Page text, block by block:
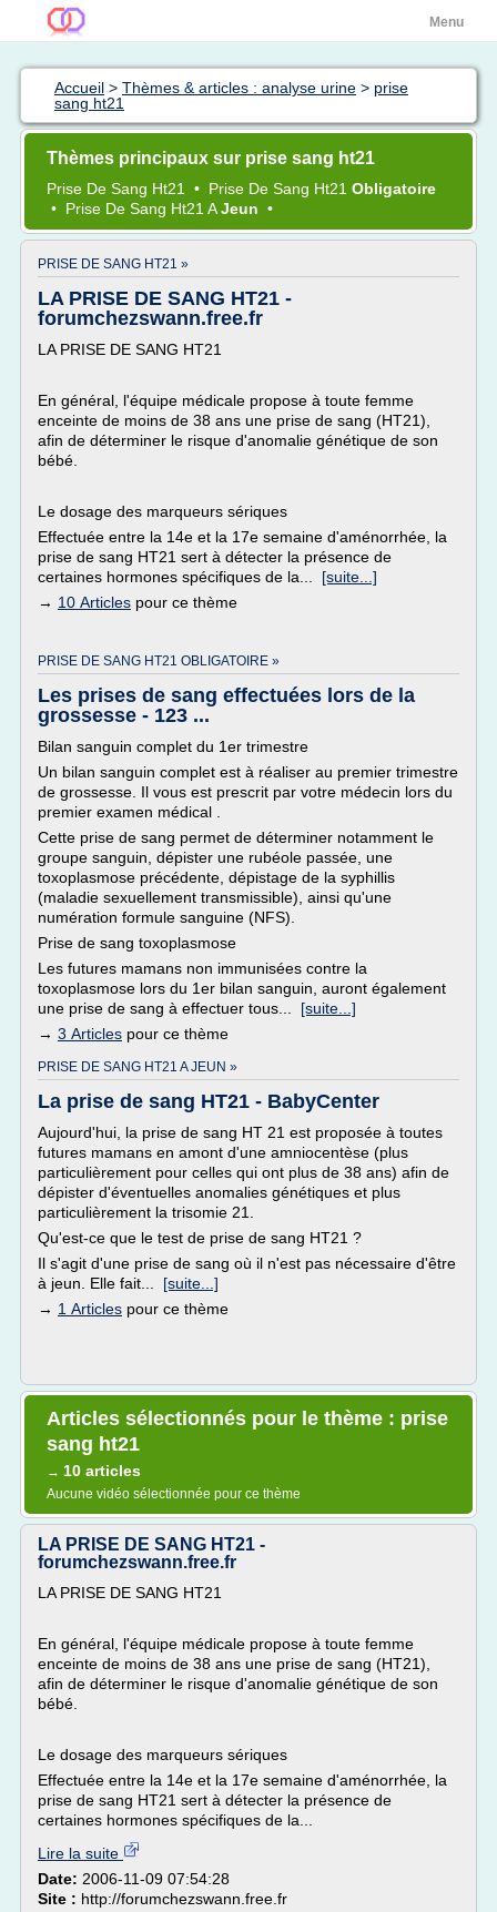
Menu
Accueil > Thèmes & articles : analyse urine > prise
sang ht21
Thèmes principaux sur prise sang ht21
Prise De Sang Ht21 • Prise De Sang Ht21 Obligatoire
• Prise De Sang Ht21 AJeun •
PRISE DE SANG HT21 »
LA PRISE DE SANG HT21 -
forumchezswann.free.fr
LA PRISE DE SANG HT21
En général, l'équipe médicale propose à toute femme
enceinte de moins de 38 ans une prise de sang (HT21),
afin de déterminer le risque d'anomalie génétique de son
bébé.
Le dosage des marqueurs sériques
Effectuée entre la 14e et la 17e semaine d'aménorrhée, la
prise de sang HT21 sert à détecter la présence de
certaines hormones spécifiques de la... [suite...]
→ 10 Articles pour ce thème
PRISE DE SANG HT21 OBLIGATOIRE »
Les prises de sang effectuées lors de la
grossesse - 123 ...
Bilan sanguin complet du 1er trimestre
Un bilan sanguin complet est à réaliser au premier trimestre
de grossesse. Il vous est prescrit par votre médecin lors du
premier examen médical .
Cette prise de sang permet de déterminer notamment le
groupe sanguin, dépister une rubéole passée, une
toxoplasmose précédente, dépistage de la syphillis
(maladie sexuellement transmissible), ainsi qu'une
numération formule sanguine (NFS).
Prise de sang toxoplasmose
Les futures mamans non immunisées contre la
toxoplasmose lors du 1er bilan sanguin, auront également
une prise de sang à effectuer tous... [suite...]
→ 3 Articles pour ce thème
PRISE DE SANG HT21 A JEUN »
La prise de sang HT21 - BabyCenter
Aujourd'hui, la prise de sang HT 21 est proposée à toutes
futures mamans en amont d'une amniocentèse (plus
particulièrement pour celles qui ont plus de 38 ans) afin de
dépister d'éventuelles anomalies génétiques et plus
particulièrement la trisomie 21.
Qu'est-ce que le test de prise de sang HT21 ?
Il s'agit d'une prise de sang où il n'est pas nécessaire d'être
à jeun. Elle fait... [suite...]
→ 1 Articles pour ce thème
Articles sélectionnés pour le thème : prise
sang ht21
→ 10 articles
Aucune vidéo sélectionnée pour ce thème
LA PRISE DE SANG HT21 -
forumchezswann.free.fr
LA PRISE DE SANG HT21
En général, l'équipe médicale propose à toute femme
enceinte de moins de 38 ans une prise de sang (HT21),
afin de déterminer le risque d'anomalie génétique de son
bébé.
Le dosage des marqueurs sériques
Effectuée entre la 14e et la 17e semaine d'aménorrhée, la
prise de sang HT21 sert à détecter la présence de
certaines hormones spécifiques de la...
Lire la suite
Date: 2006-11-09 07:54:28
Site : http://forumchezswann.free.fr